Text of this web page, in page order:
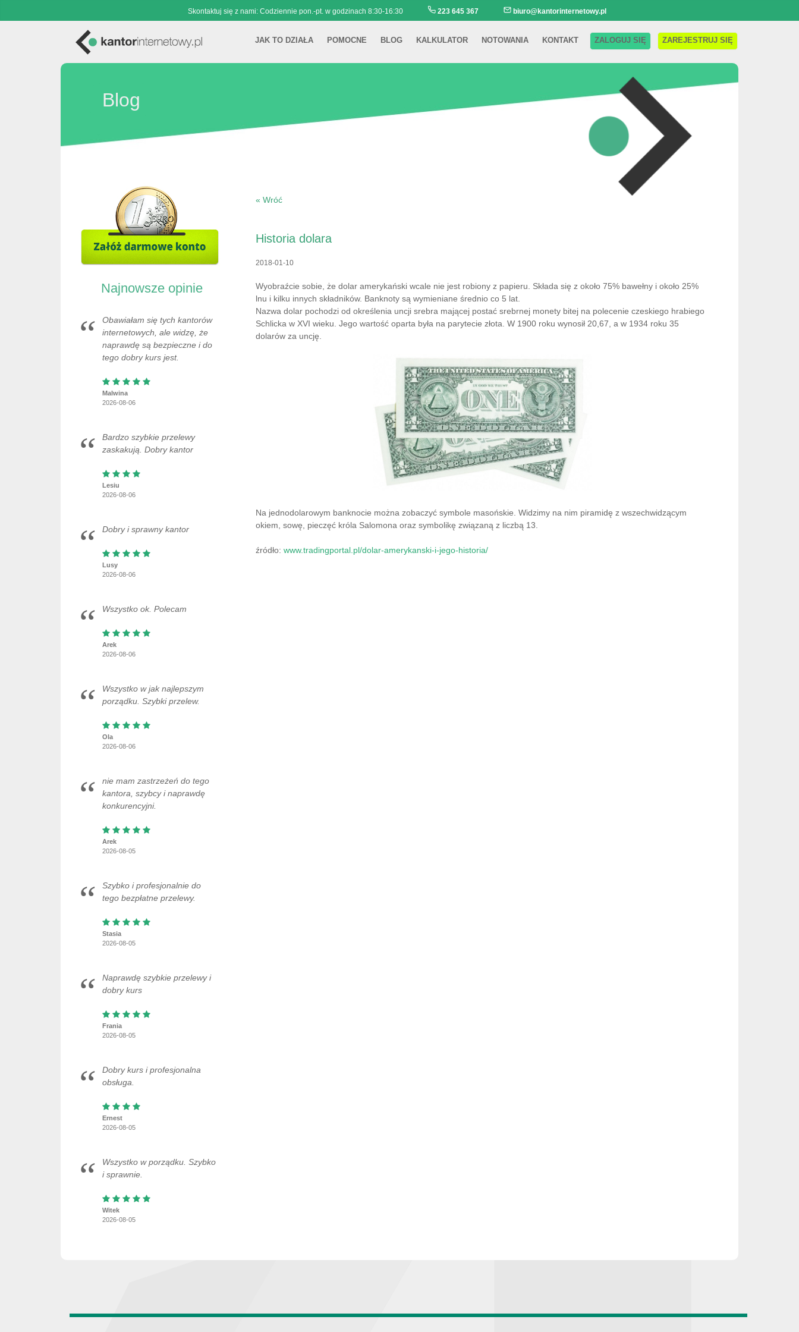
Skontaktuj się z nami: Codziennie pon.-pt. w godzinach 8:30-16:30 223 645 367 biuro@kantorinternetowy.pl
JAK TO DZIAŁA POMOCNE BLOG KALKULATOR NOTOWANIA KONTAKT ZALOGUJ SIĘ ZAREJESTRUJ SIĘ
Blog
Najnowsze opinie
Obawiałam się tych kantorów
internetowych, ale widzę, że
naprawdę są bezpieczne i do
tego dobry kurs jest.
Malwina
2026-08-06
Bardzo szybkie przelewy
zaskakują. Dobry kantor
Lesiu
2026-08-06
Dobry i sprawny kantor
Lusy
2026-08-06
Wszystko ok. Polecam
Arek
2026-08-06
Wszystko w jak najlepszym
porządku. Szybki przelew.
Ola
2026-08-06
nie mam zastrzeżeń do tego
kantora, szybcy i naprawdę
konkurencyjni.
Arek
2026-08-05
Szybko i profesjonalnie do
tego bezpłatne przelewy.
Stasia
2026-08-05
Naprawdę szybkie przelewy i
dobry kurs
Frania
2026-08-05
Dobry kurs i profesjonalna
obsługa.
Ernest
2026-08-05
Wszystko w porządku. Szybko
i sprawnie.
Witek
2026-08-05
« Wróć
Historia dolara
2018-01-10
Wyobraźcie sobie, że dolar amerykański wcale nie jest robiony z papieru. Składa się z około 75% bawełny i około 25%
lnu i kilku innych składników. Banknoty są wymieniane średnio co 5 lat.
Nazwa dolar pochodzi od określenia uncji srebra mającej postać srebrnej monety bitej na polecenie czeskiego hrabiego
Schlicka w XVI wieku. Jego wartość oparta była na parytecie złota. W 1900 roku wynosił 20,67, a w 1934 roku 35
dolarów za uncję.
Na jednodolarowym banknocie można zobaczyć symbole masońskie. Widzimy na nim piramidę z wszechwidzącym
okiem, sowę, pieczęć króla Salomona oraz symbolikę związaną z liczbą 13.
źródło: www.tradingportal.pl/dolar-amerykanski-i-jego-historia/